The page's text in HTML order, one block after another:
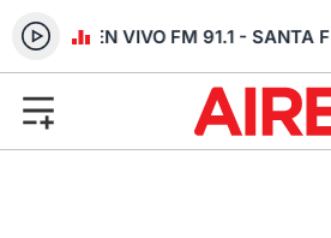
RADIO EN VIVO FM 91.1 - SANTA FE